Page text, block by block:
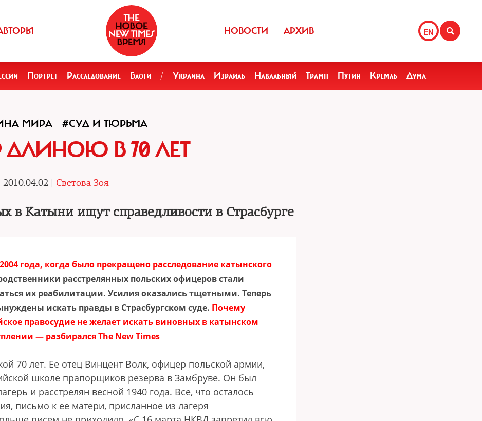
EN
НОВОСТИ АРХИВ
Портрет Расследование Блоги / Украина Израиль Навальный Трамп Путин Кремль Дума
МИРА #СУД И ТЮРЬМА
В 70 ЛЕТ
2010.04.02 | Светова Зоя
в Катыни ищут справедливости в Страсбурге
года, когда было прекращено расследование катынского
расстрелянных польских офицеров стали
их реабилитации. Усилия оказались тщетными. Теперь
искать правды в Страсбургском суде. Почему
правосудие не желает искать виновных в катынском
— разбирался The New Times
70 лет. Ее отец Винцент Волк, офицер польской армии,
школе прапорщиков резерва в Замбруве. Он был
и расстрелян весной 1940 года. Все, что осталось
письмо к ее матери, присланное из лагеря